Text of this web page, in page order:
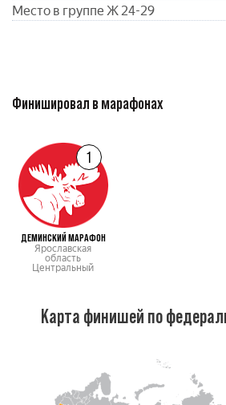
Место в группе Ж 24-29
Финишировал в марафонах
1
ДЕМИНСКИЙ МАРАФОН
Ярославская
область
Центральный
Карта финишей по